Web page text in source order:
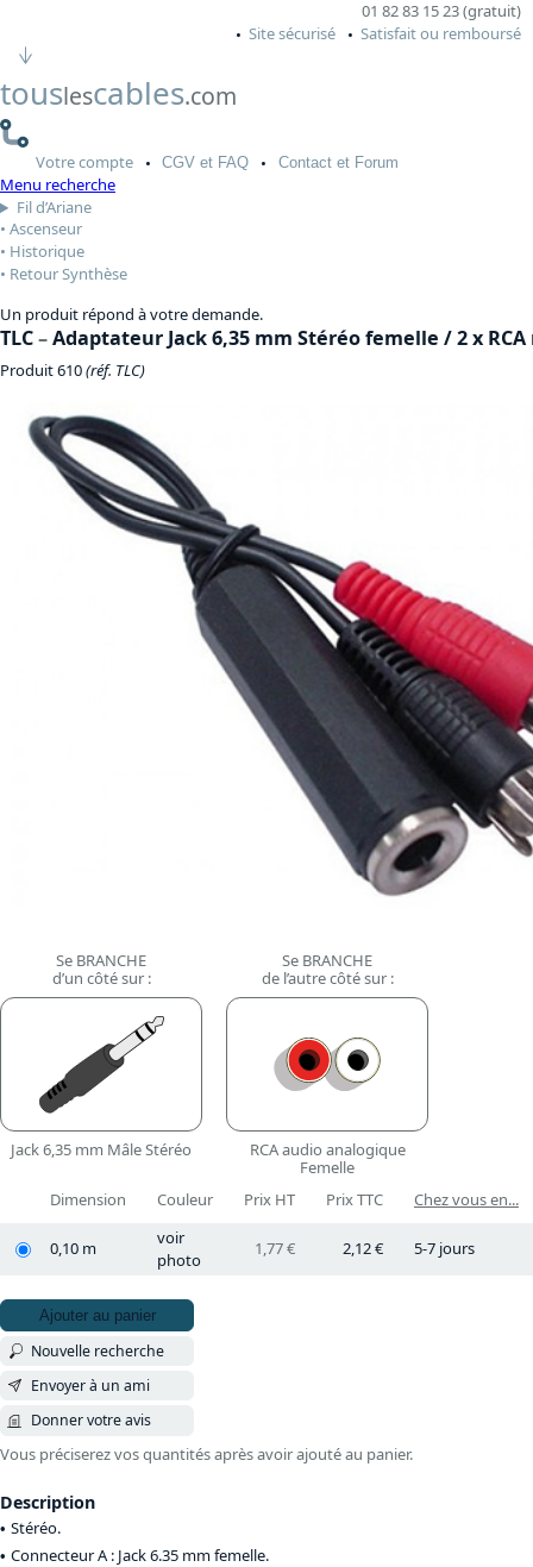
01 82 83 15 23 (gratuit)
Site sécurisé
Satisfait ou remboursé
touslescables.com
Votrecompte CGV et FAQ Contactet Forum
Menu recherche
Fil d’Ariane
Ascenseur
Historique
Retour Synthèse
Un produit répond à votre demande.
TLC–Adaptateur Jack 6,35 mm Stéréo femelle / 2 x
Produit 610(réf. TLC)
Se BRANCHE
d’un côté sur :
Jack 6,35 mm Mâle Stéréo
Se BRANCHE
de l’autre côté sur :
RCA audio analogique
Femelle
Dimension
Couleur Prix HT Prix TTC Chez vous en...
0,10 m
voir
photo
1,77 € 2,12 € 5-7 jours
Ajouter au panier
Nouvelle recherche
Envoyer à un ami
Donner votre avis
Vous préciserez vos quantités après avoir ajouté au panier.
Description
Stéréo.
Connecteur A : Jack 6.35 mm femelle.